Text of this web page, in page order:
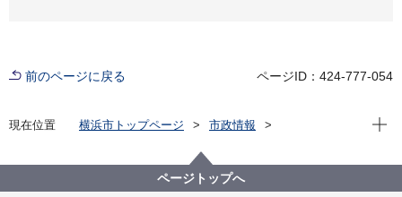
前のページに戻る ページID：424-777-054
現在位置 横浜市トップページ
市政情報
都心臨海部のにぎわい創出に向けた取組～野毛山エリ
アとみなとみらい２１エリアをつなぐ～
現在
ページトップへ